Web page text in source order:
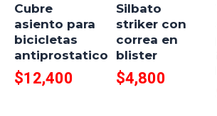
Cubre
asiento para
bicicletas
antiprostatico
$12,400
Silbato
striker con
correa en
blister
$4,800